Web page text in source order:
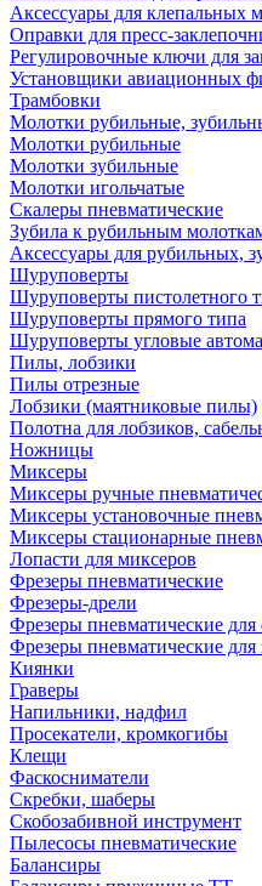
Аксессуары для клепальных
Оправки для пресс-
Регулировочные ключи для
Установщики авиационных
Трамбовки
Молотки рубильные,
Молотки рубильные
Молотки зубильные
Молотки игольчатые
Скалеры пневматические
Зубила к рубильным
Аксессуары для рубильных,
Шуруповерты
Шуруповерты пистолетного
Шуруповерты прямого типа
Шуруповерты угловые
Пилы, лобзики
Пилы отрезные
Лобзики (маятниковые пилы)
Полотна для лобзиков,
Ножницы
Миксеры
Миксеры ручные
Миксеры установочные
Миксеры стационарные
Лопасти для миксеров
Фрезеры пневматические
Фрезеры-дрели
Фрезеры пневматические для
Фрезеры пневматические для
Киянки
Граверы
Напильники, надфил
Просекатели, кромкогибы
Клещи
Фаскосниматели
Скребки, шаберы
Скобозабивной инструмент
Пылесосы пневматические
Балансиры